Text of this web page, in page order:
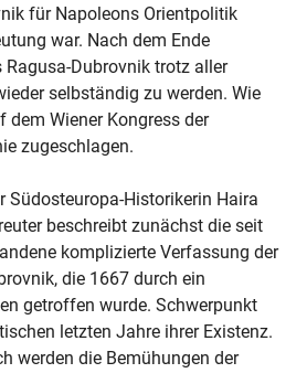
für Napoleons Orientpolitik
war. Nach dem Ende
Ragusa-Dubrovnik trotz aller
selbständig zu werden. Wie
dem Wiener Kongress der
zugeschlagen.
Südosteuropa-Historikerin Haira
beschreibt zunächst die seit
komplizierte Verfassung der
die 1667 durch ein
getroffen wurde. Schwerpunkt
letzten Jahre ihrer Existenz.
werden die Bemühungen der